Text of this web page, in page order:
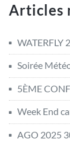
Articles
WATERFLY
Soirée
5ÈME
Week End
AGO 2025